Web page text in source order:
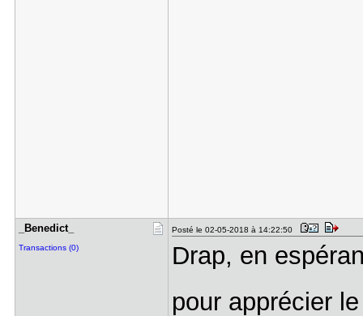
_Benedict_
Transactions (0)
Posté le 02-05-2018 à 14:22:50
Drap, en
pour apprécier